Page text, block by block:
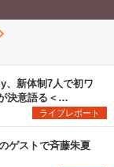
、新体制7人で初ワ
決意語る＜
Live はじまりの夏
ライブレポート
ゲストで斉藤朱夏